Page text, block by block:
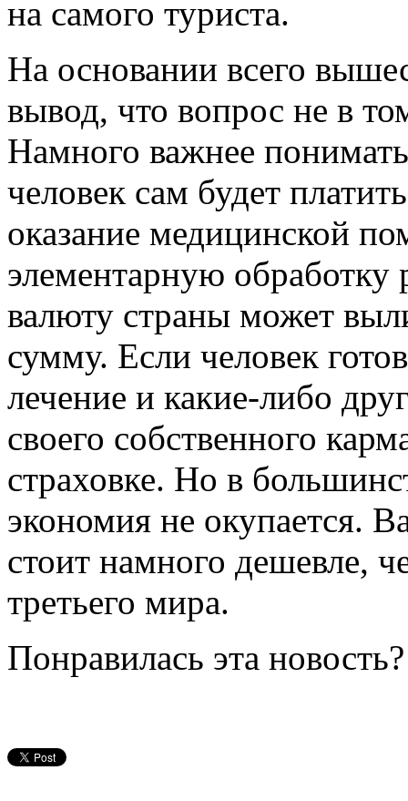
на самого туриста.
На основании всего
вывод, что вопрос не в
Намного важнее
человек сам будет
оказание медицинской
элементарную обработку
валюту страны может
сумму. Если человек
лечение и какие-либо
своего собственного
страховке. Но в
экономия не окупается.
стоит намного дешевле,
третьего мира.
Понравилась эта